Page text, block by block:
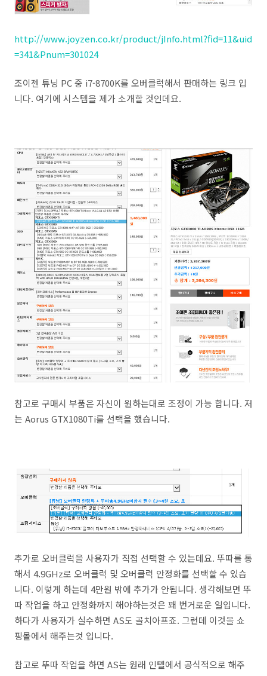
http://www.joyzen.co.kr/product/jInfo.html?fid=11&uid
=341&Pnum=301024
조이젠 튜닝 PC 중 i7-8700K를 오버클럭해서 판매하는 링크 입
니다. 여기에 시스템을 제가 소개할 것인데요.
참고로 구매시 부품은 자신이 원하는대로 조정이 가능 합니다. 저
는 Aorus GTX1080Ti를 선택을 했습니다.
추가로 오버클럭을 사용자가 직접 선택할 수 있는데요. 뚜따를 통
해서 4.9GHz로 오버클럭 및 오버클럭 안정화를 선택할 수 있습
니다. 이렇게 하는데 4만원 밖에 추가가 안됩니다. 생각해보면 뚜
따 작업을 하고 안정화까지 해야하는것은 꽤 번거로운 일입니다.
하다가 사용자가 실수하면 AS도 골치아프죠. 그런데 이것을 쇼
핑몰에서 해주는것 입니다.
참고로 뚜따 작업을 하면 AS는 원래 인텔에서 공식적으로 해주